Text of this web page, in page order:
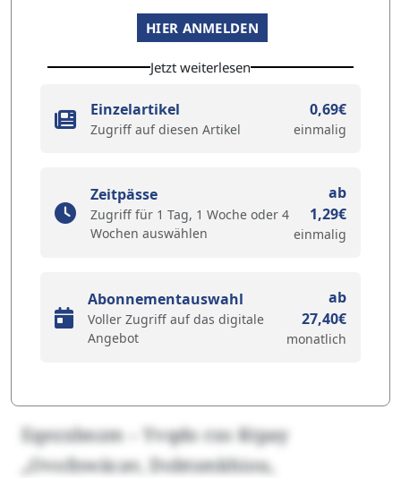
HIER ANMELDEN
Jetzt weiterlesen
Einzelartikel
Zugriff auf diesen Artikel
0,69€
einmalig
Zeitpässe
Zugriff für 1 Tag, 1 Woche oder 4
Wochen auswählen
ab
1,29€
einmalig
Abonnementauswahl
Voller Zugriff auf das digitale
Angebot
ab
27,40€
monatlich
Eqezxbnzm – Yvqdo rzo Ktpay
„Ovofnwäcav, Dobtsmkhiou,